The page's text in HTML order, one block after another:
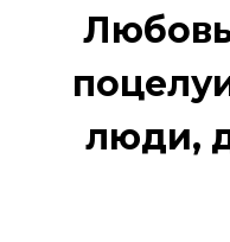
люди,